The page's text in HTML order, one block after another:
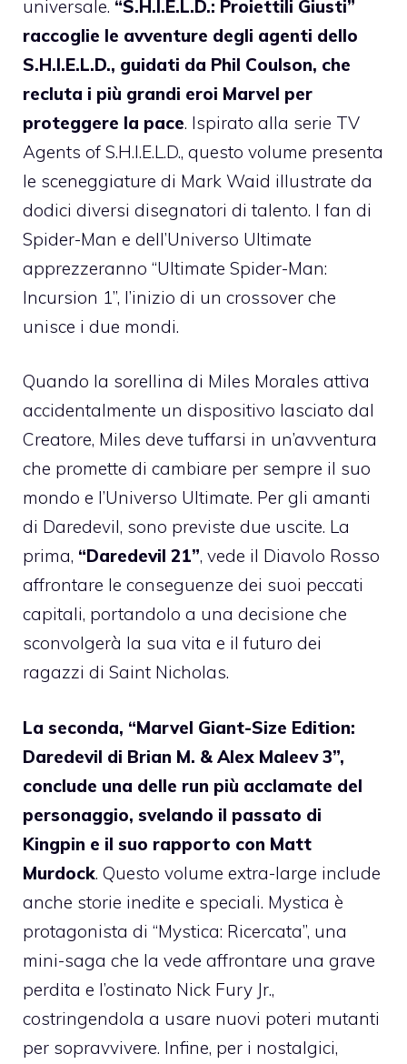
universale. “S.H.I.E.L.D.: Proiettili Giusti”
raccoglie le avventure degli agenti dello
S.H.I.E.L.D., guidati da Phil Coulson, che
recluta i più grandi eroi Marvel per
proteggere la pace. Ispirato alla serie TV
Agents of S.H.I.E.L.D., questo volume presenta
le sceneggiature di Mark Waid illustrate da
dodici diversi disegnatori di talento. I fan di
Spider-Man e dell’Universo Ultimate
apprezzeranno “Ultimate Spider-Man:
Incursion 1”, l’inizio di un crossover che
unisce i due mondi.
Quando la sorellina di Miles Morales attiva
accidentalmente un dispositivo lasciato dal
Creatore, Miles deve tuffarsi in un’avventura
che promette di cambiare per sempre il suo
mondo e l’Universo Ultimate. Per gli amanti
di Daredevil, sono previste due uscite. La
prima, “Daredevil 21”, vede il Diavolo Rosso
affrontare le conseguenze dei suoi peccati
capitali, portandolo a una decisione che
sconvolgerà la sua vita e il futuro dei
ragazzi di Saint Nicholas.
La seconda, “Marvel Giant-Size Edition:
Daredevil di Brian M. & Alex Maleev 3”,
conclude una delle run più acclamate del
personaggio, svelando il passato di
Kingpin e il suo rapporto con Matt
Murdock. Questo volume extra-large include
anche storie inedite e speciali. Mystica è
protagonista di “Mystica: Ricercata”, una
mini-saga che la vede affrontare una grave
perdita e l’ostinato Nick Fury Jr.,
costringendola a usare nuovi poteri mutanti
per sopravvivere. Infine, per i nostalgici,